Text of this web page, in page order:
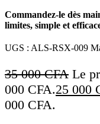
Commandez-le dès
limites, simple et
UGS : ALS-RSX-009
35 000CFA Le
000 CFA.25 000
000 CFA.